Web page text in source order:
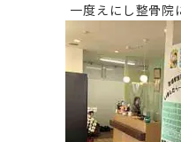
一度えにし整骨院